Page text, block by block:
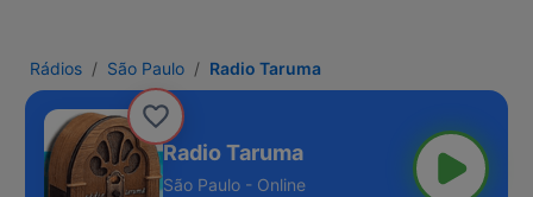
Rádios São Paulo Radio Taruma
Radio Taruma
São Paulo - Online